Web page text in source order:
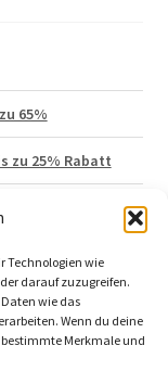
Technologien wie
darauf zuzugreifen.
wie das
Wenn du deine
Merkmale und
65%
zu 25% Rabatt